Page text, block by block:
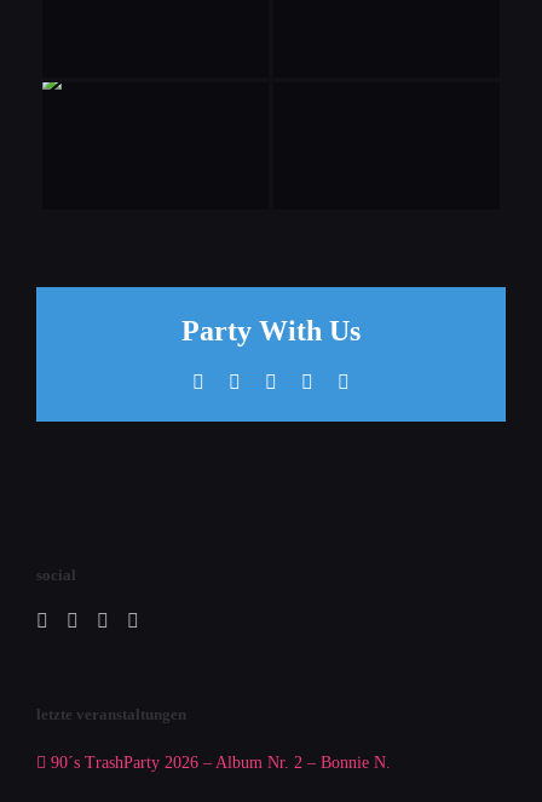
Party With Us
Facebook WhatsApp
Pinterest
social
letzte veranstaltungen
90´s TrashParty 2026 – Album Nr. 2 – Bonnie N.